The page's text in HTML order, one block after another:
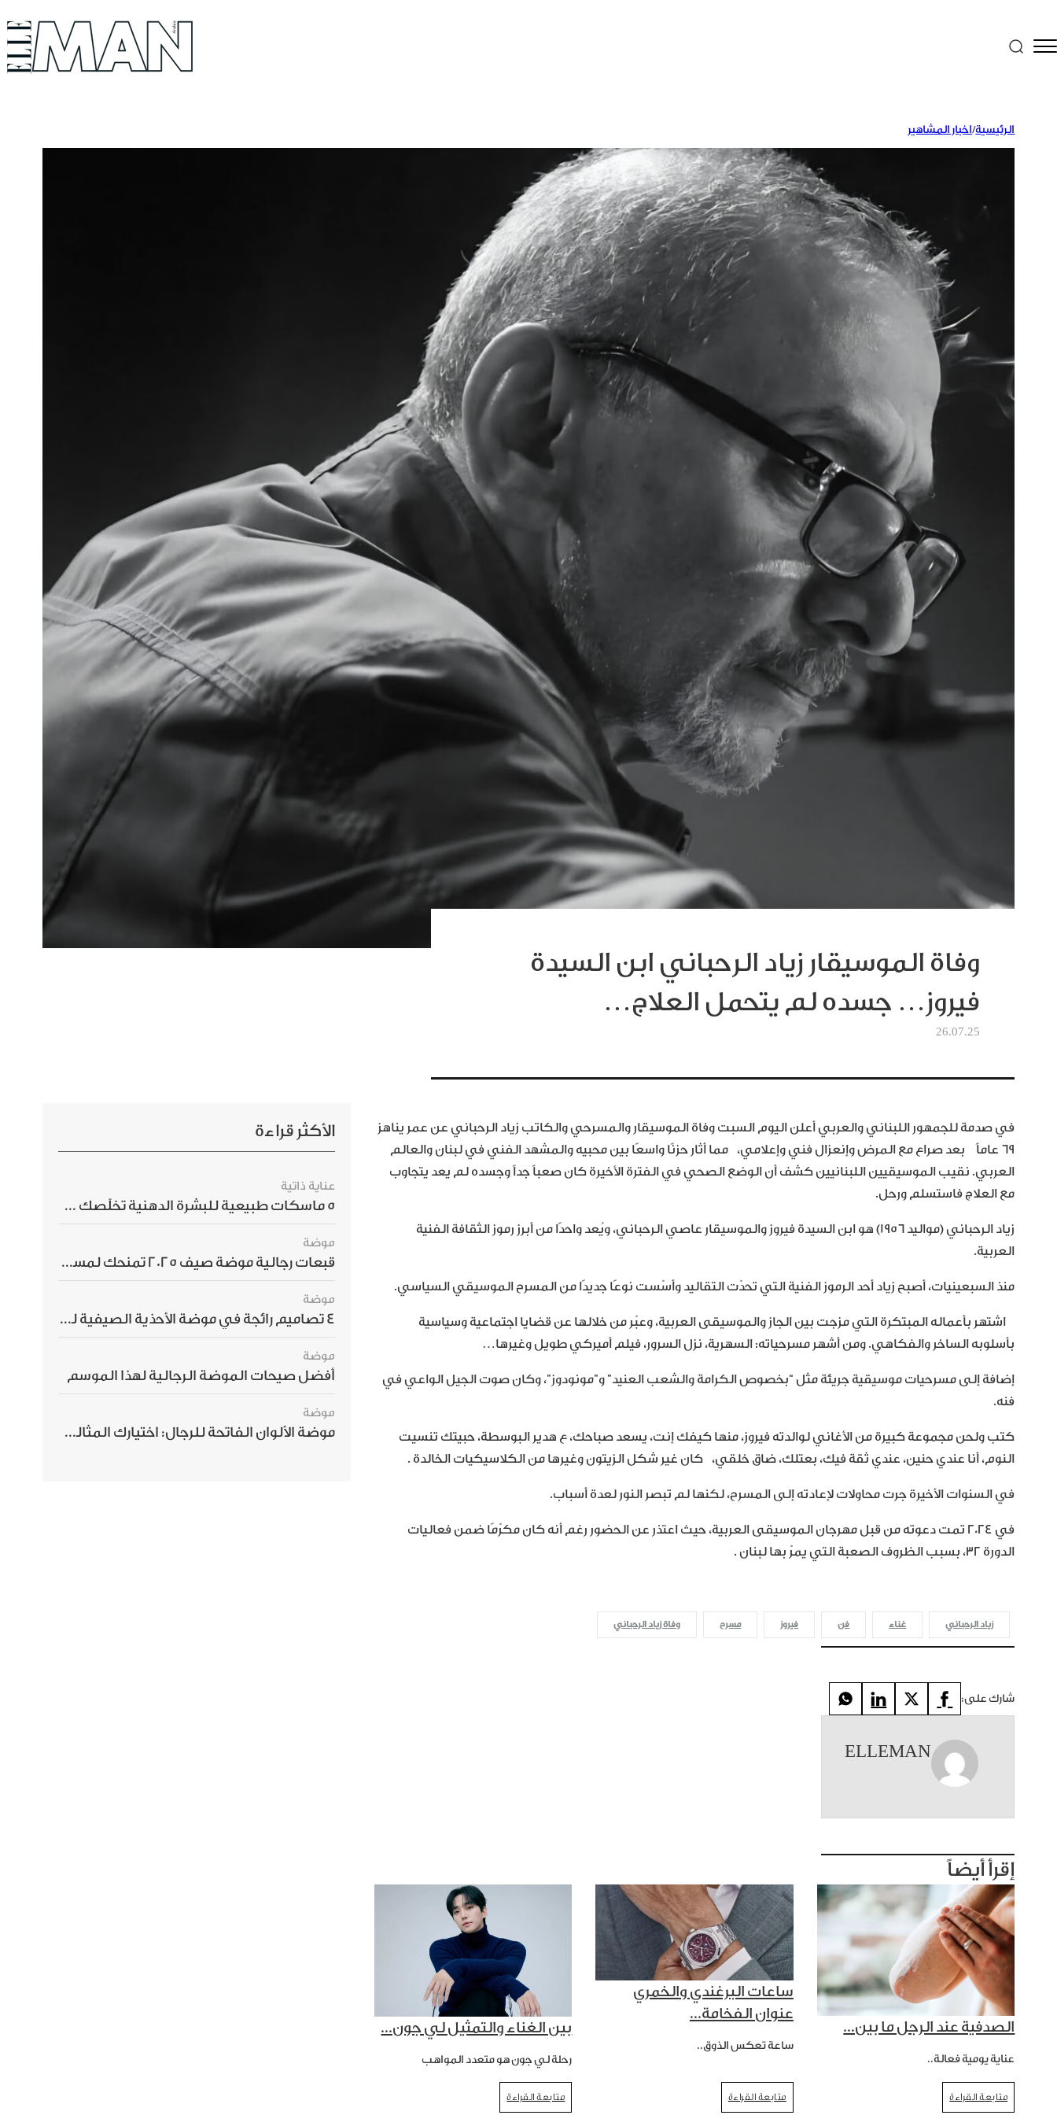
الرئيسية/اخبار المشاهير
وفاة الموسيقار زياد الرحباني ابن السيدة
فيروز… جسده لم يتحمل العلاج…
26.07.25
في صدمة للجمهور اللبناني والعربي أعلن اليوم السبت وفاة الموسيقار والمسرحي والكاتب زياد الرحباني عن عمر يناهز
٦٩ عاماً بعد صراع مع المرض وإنعزال فني وإعلامي، مما أثار حزنًا واسعًا بين محبيه والمشهد الفني في لبنان والعالم
العربي. نقيب الموسيقيين اللبنانيين كشف أن الوضع الصحي في الفترة الأخيرة كان صعباً جداً وجسده لم يعد يتجاوب
مع العلاج فاستسلم ورحل.
زياد الرحباني (مواليد 1956) هو ابن السيدة فيروز والموسيقار عاصي الرحباني، ويُعد واحدًا من أبرز رموز الثقافة الفنية
العربية.
منذ السبعينيات، أصبح زياد أحد الرموز الفنية التي تحدّت التقاليد وأسّست نوعًا جديدًا من المسرح الموسيقي السياسي.
اشتهر بأعماله المبتكرة التي مزجت بين الجاز والموسيقى العربية، وعبّر من خلالها عن قضايا اجتماعية وسياسية
بأسلوبه الساخر والفكاهي. ومن أشهر مسرحياته: السهرية، نزل السرور، فيلم أميركي طويل وغيرها…
إضافة إلى مسرحيات موسيقية جريئة مثل “بخصوص الكرامة والشعب العنيد” و”مونودوز”، وكان صوت الجيل الواعي في
فنه.
كتب ولحن مجموعة كبيرة من الأغاني لوالدته فيروز، منها كيفك إنت، يسعد صباحك، ع هدير البوسطة، حبيتك تنسيت
النوم، أنا عندي حنين، عندي ثقة فيك، بعتلك، ضاق خلقي، كان غير شكل الزيتون وغيرها من الكلاسيكيات الخالدة .
في السنوات الأخيرة جرت محاولات لإعادته إلى المسرح، لكنها لم تبصر النور لعدة أسباب.
في 2024 تمت دعوته من قبل مهرجان الموسيقى العربية، حيث اعتذر عن الحضور رغم أنه كان مكرّمًا ضمن فعاليات
الدورة 32، بسبب الظروف الصعبة التي يمرّ بها لبنان .
زياد الرحباني غناء فن فيروز مسرح وفاة زياد الرحباني
شارك على:
ELLEMAN
إقرأ أيضاً
الصدفية عند الرجل ما بين...
عناية يومية فعالة..
متابعة القراءة
ساعات البرغندي والخمري
عنوان الفخامة...
ساعة تعكس الذوق..
متابعة القراءة
بين الغناء والتمثيل لي جون...
رحلة لي جون هو متعدد المواهب
متابعة القراءة
الأكثر قراءة
عناية ذاتية
5 ماسكات طبيعية للبشرة الدهنية تخلّصك من الحبوب بسرعة
موضة
قبعات رجالية موضة صيف 2025 تمنحك لمسة أناقة استثنائية
موضة
4 تصاميم رائجة في موضة الأحذية الصيفية للرجال هذا الموسم
موضة
أفضل صيحات الموضة الرجالية لهذا الموسم
موضة
موضة الألوان الفاتحة للرجال: اختيارك المثالي لإطلالة صيفية مبهرة